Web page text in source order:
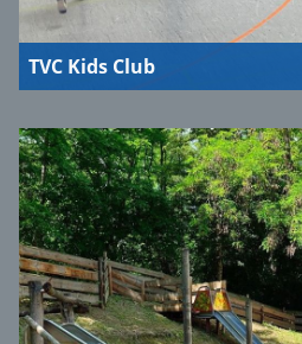
TVC Kids Club